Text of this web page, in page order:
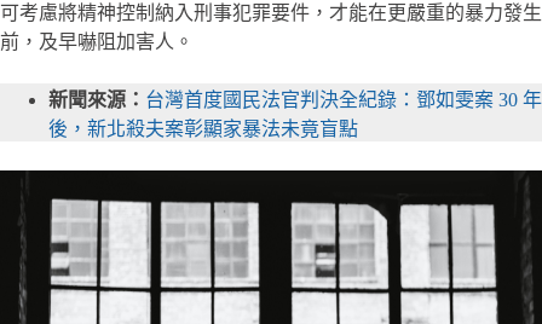
可考慮將精神控制納入刑事犯罪要件，才能在更嚴重的暴力發生
前，及早嚇阻加害人。
新聞來源： 台灣首度國民法官判決全紀錄：鄧如雯案 30 年
後，新北殺夫案彰顯家暴法未竟盲點